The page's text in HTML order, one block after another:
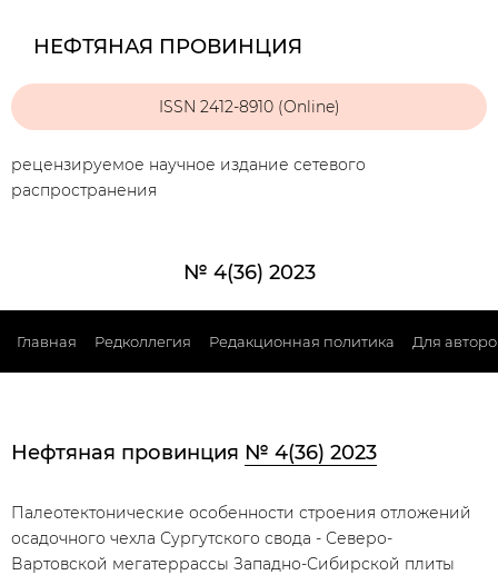
НЕФТЯНАЯ ПРОВИНЦИЯ
ISSN 2412-8910 (Online)
рецензируемое научное издание сетевого
распространения
№ 4(36) 2023
Главная Редколлегия Редакционная политика Для
Нефтяная провинция № 4(36) 2023
Палеотектонические особенности строения отложений
осадочного чехла Сургутского свода - Северо-
Вартовской мегатеррассы Западно-Сибирской плиты